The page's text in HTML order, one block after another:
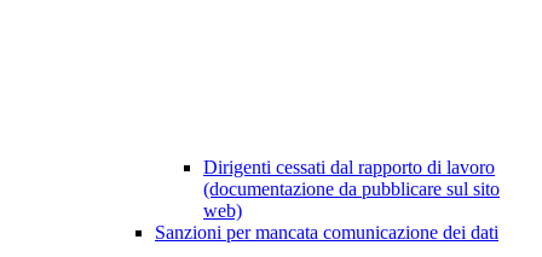
Dirigenti cessati dal rapporto di lavoro
(documentazione da pubblicare sul sito
web)
Sanzioni per mancata comunicazione dei dati